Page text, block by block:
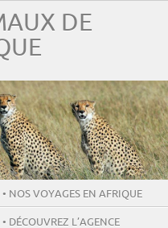
DE
• NOS VOYAGES EN AFRIQUE
• DÉCOUVREZ L’AGENCE